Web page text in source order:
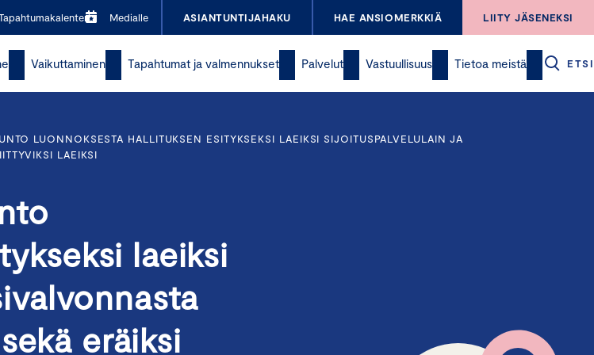
Medialle ASIANTUNTIJAHAKU HAE ANSIOMERKKIÄ LIITY JÄSENEKSI
Vaikuttaminen Tapahtumat ja valmennukset Palvelut Vastuullisuus Tietoa meistä ETSI
LUONNOKSESTA HALLITUKSEN ESITYKSEKSI LAEIKSI SIJOITUSPALVELULAIN JA
LAEIKSI
laeiksi
eräiksi